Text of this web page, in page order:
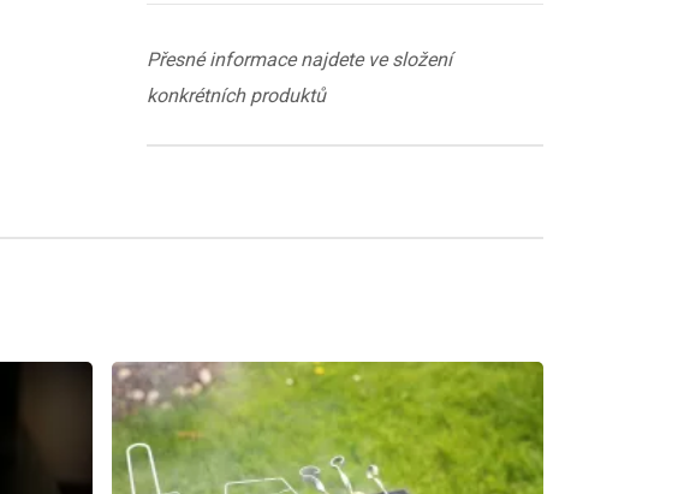
Přesné informace najdete ve složení
konkrétních produktů